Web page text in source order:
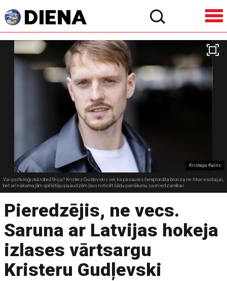
Kristaps Kalns
Vai psiholoģiskā robežlīnija? Kristers Gudļevskis cer, ka pasaules čempionāta bronza ne tikai esošajai,
bet arī nākamajām spēlētāju paaudzēm ļaus noticēt šādu panākumu sasniedzamībai
Pieredzējis, ne vecs.
Saruna ar Latvijas hokeja
izlases vārtsargu
Kristeru Gudļevski